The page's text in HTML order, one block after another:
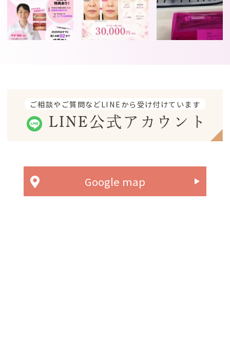
ご相談やご質問などLINEから受け付けています
LINE公式アカウント
Google map